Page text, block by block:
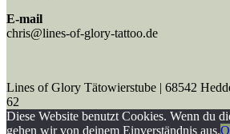
E-mail
chris@lines-of-glory-tattoo.de
Lines of Glory Tätowierstube | 68542
62
Diese Website benutzt Cookies. Wenn du
gehen wir von deinem Einverständnis aus.